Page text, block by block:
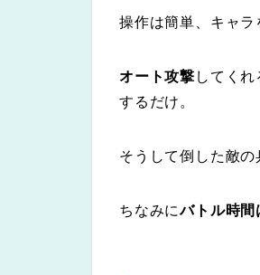
操作は簡単、キャラ
オート攻撃 してく
するだけ。
そうして倒した敵
ちなみにバトル時間